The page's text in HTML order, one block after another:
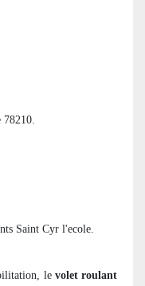
Saint Cyr l'ecole.
le volet roulant